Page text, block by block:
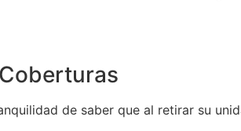
de saber que al retirar su